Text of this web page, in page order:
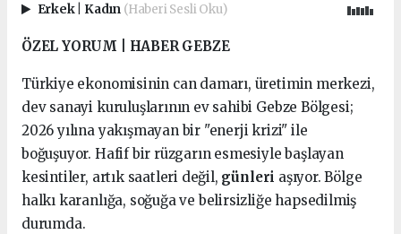
Erkek Kadın (Haberi Sesli Oku)
ÖZEL YORUM | HABER GEBZE
Türkiye ekonomisinin can damarı, üretimin merkezi,
dev sanayi kuruluşlarının ev sahibi Gebze Bölgesi;
2026 yılına yakışmayan bir "enerji krizi" ile
boğuşuyor. Hafif bir rüzgarın esmesiyle başlayan
kesintiler, artık saatleri değil, günleri aşıyor. Bölge
halkı karanlığa, soğuğa ve belirsizliğe hapsedilmiş
durumda.